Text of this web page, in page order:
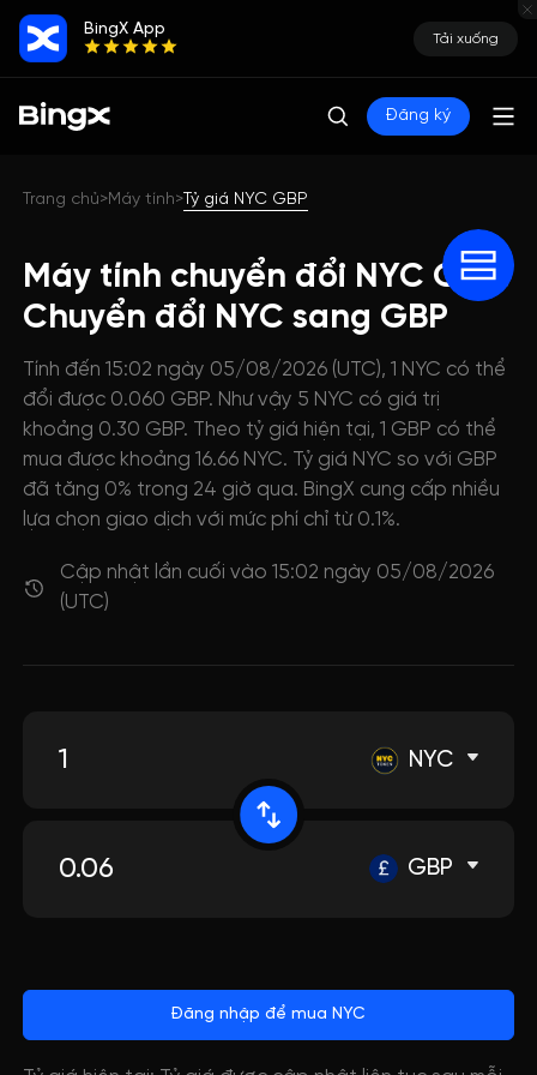
BingX App
Tải xuống
Đăng ký
Trang chủ>Máy tính>Tỷ giá NYC GBP
Máy tính chuyển đổi NYC GBP:
Chuyển đổi NYC sang GBP
Tính đến 15:02 ngày 05/08/2026 (UTC), 1 NYC có thể
đổi được 0.060 GBP. Như vậy 5 NYC có giá trị
khoảng 0.30 GBP. Theo tỷ giá hiện tại, 1 GBP có thể
mua được khoảng 16.66 NYC. Tỷ giá NYC so với GBP
đã tăng 0% trong 24 giờ qua. BingX cung cấp nhiều
lựa chọn giao dịch với mức phí chỉ từ 0.1%.
Cập nhật lần cuối vào 15:02 ngày 05/08/2026
(UTC)
NYC
GBP
Đăng nhập để mua NYC